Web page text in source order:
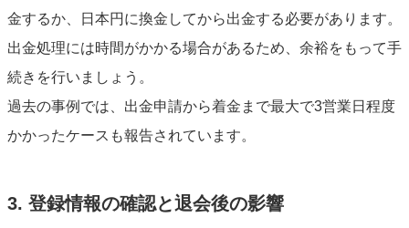
金するか、日本円に換金してから出金する必要があります。
出金処理には時間がかかる場合があるため、余裕をもって手
続きを行いましょう。
過去の事例では、出金申請から着金まで最大で3営業日程度
かかったケースも報告されています。
3. 登録情報の確認と退会後の影響